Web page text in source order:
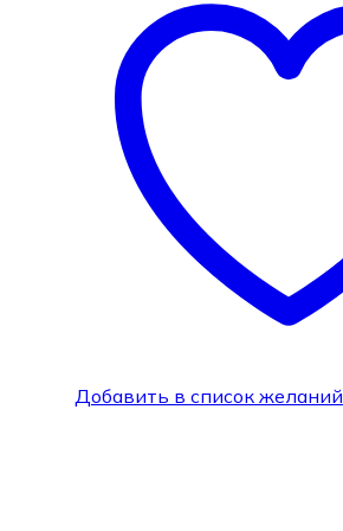
Добавить в список желаний